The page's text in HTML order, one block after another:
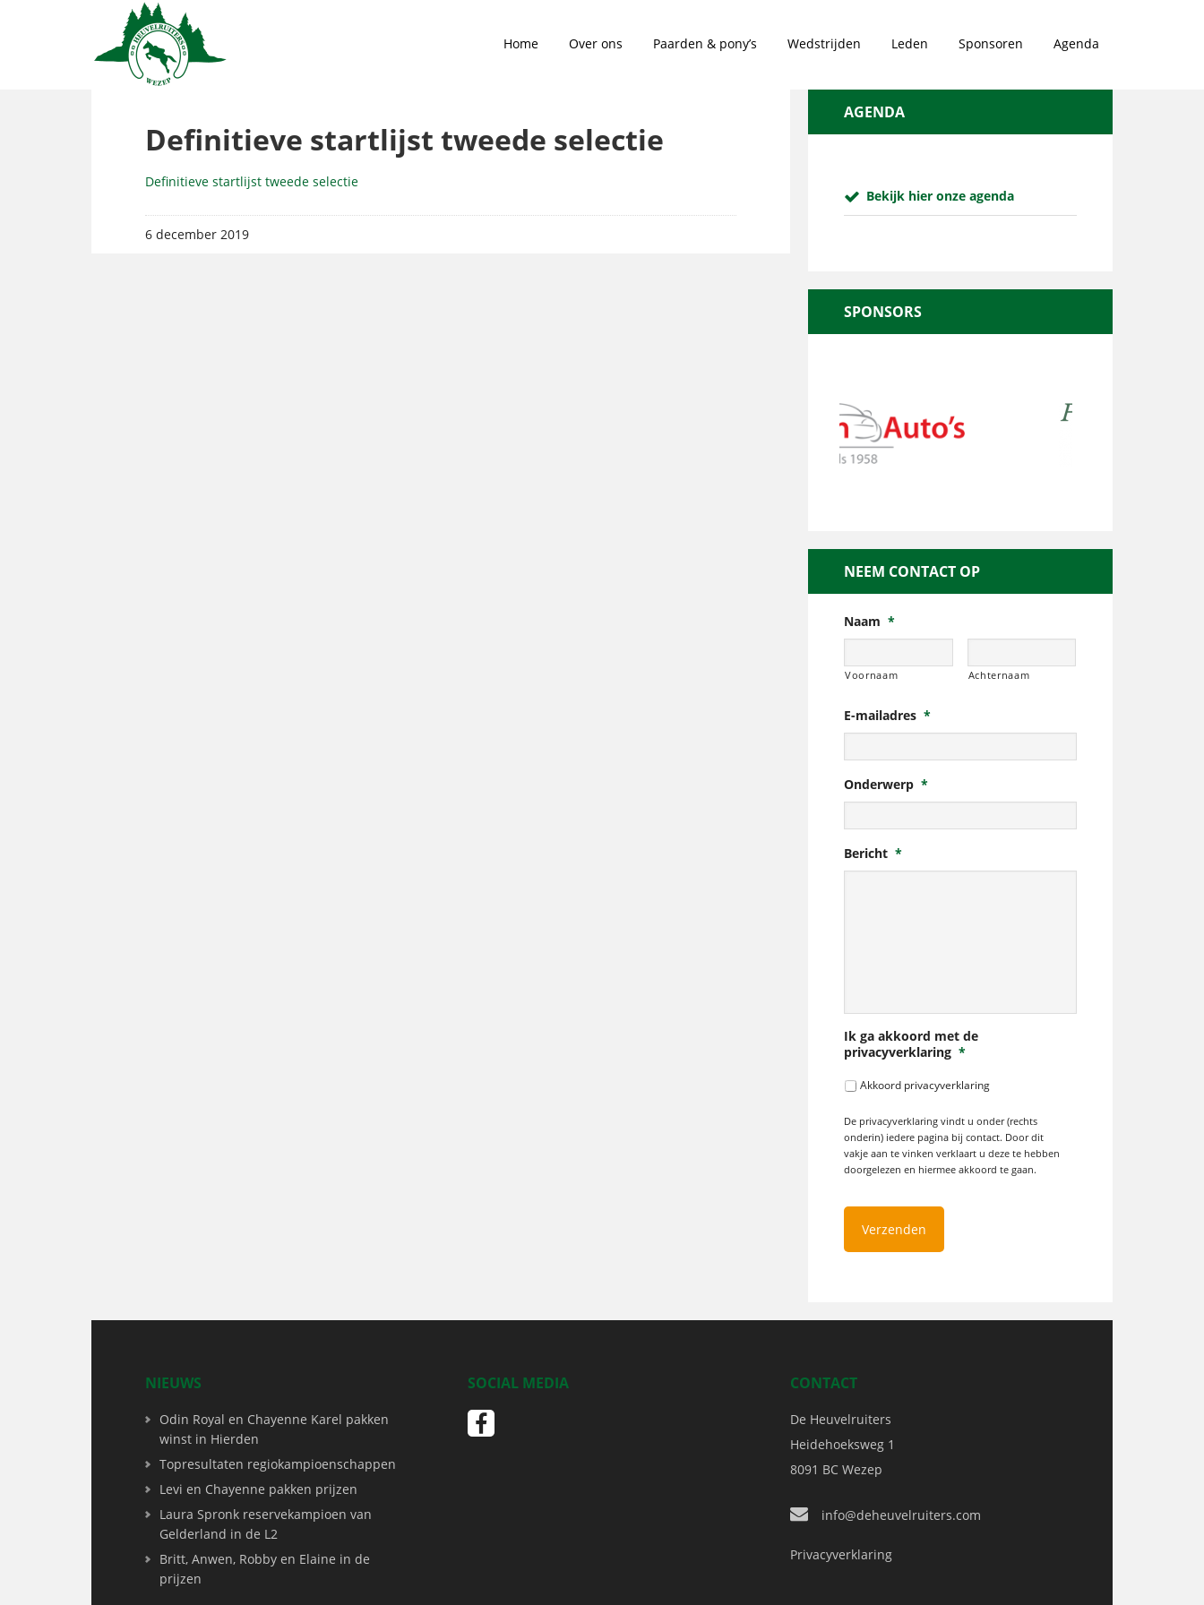
Home Over ons Paarden & pony’s Wedstrijden Leden Sponsoren Agenda
Definitieve startlijst tweede selectie
Definitieve startlijst tweede selectie
6 december 2019
AGENDA
Bekijk hier onze agenda
SPONSORS
NEEM CONTACT OP
Naam *
Voornaam Achternaam
E-mailadres *
Onderwerp *
Bericht *
Ik ga akkoord met de
privacyverklaring *
Akkoord privacyverklaring
De privacyverklaring vindt u onder (rechts
onderin) iedere pagina bij contact. Door dit
vakje aan te vinken verklaart u deze te hebben
doorgelezen en hiermee akkoord te gaan.
NIEUWS
Odin Royal en Chayenne Karel pakken
winst in Hierden
Topresultaten regiokampioenschappen
Levi en Chayenne pakken prijzen
Laura Spronk reservekampioen van
Gelderland in de L2
Britt, Anwen, Robby en Elaine in de
prijzen
SOCIAL MEDIA CONTACT
De Heuvelruiters
Heidehoeksweg 1
8091 BC Wezep
info@deheuvelruiters.com
Privacyverklaring